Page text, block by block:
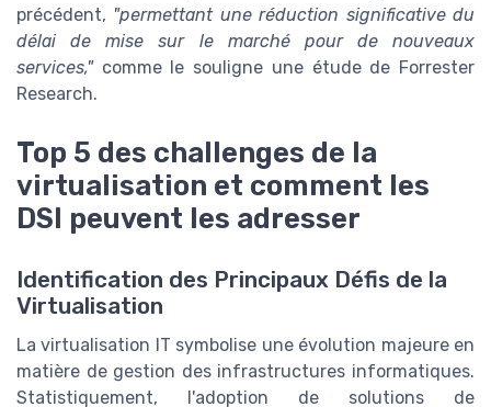
précédent, "permettant une réduction significative du
délai de mise sur le marché pour de nouveaux
services,"comme le souligne une étude de Forrester
Research.
Top 5 des challenges de la
virtualisation et comment les
DSI peuvent les adresser
Identification des Principaux Défis de la
Virtualisation
La virtualisation IT symbolise une évolution majeure en
matière de gestion des infrastructures informatiques.
Statistiquement, l'adoption de solutions de